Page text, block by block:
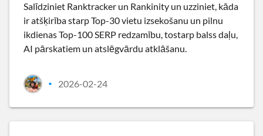
Salīdziniet Ranktracker un Rankinity un uzziniet, kāda
ir atšķirība starp Top-30 vietu izsekošanu un pilnu
ikdienas Top-100 SERP redzamību, tostarp balss daļu,
AI pārskatiem un atslēgvārdu atklāšanu.
• 2026-02-24